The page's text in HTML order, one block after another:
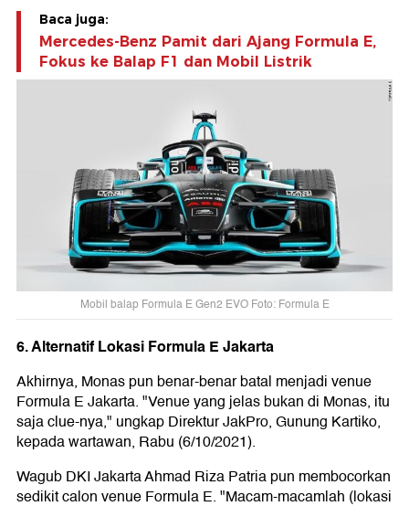
Baca juga:
Mercedes-Benz Pamit dari Ajang Formula E,
Fokus ke Balap F1 dan Mobil Listrik
Mobil balap Formula E Gen2 EVO Foto: Formula E
6. Alternatif Lokasi Formula E Jakarta
Akhirnya, Monas pun benar-benar batal menjadi venue
Formula E Jakarta. "Venue yang jelas bukan di Monas, itu
saja clue-nya," ungkap Direktur JakPro, Gunung Kartiko,
kepada wartawan, Rabu (6/10/2021).
Wagub DKI Jakarta Ahmad Riza Patria pun membocorkan
sedikit calon venue Formula E. "Macam-macamlah (lokasi